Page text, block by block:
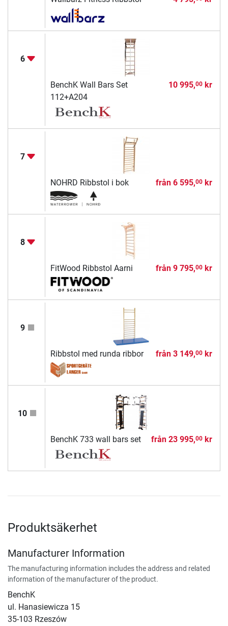
6
BenchK Wall Bars Set
112+A204
10 995,00kr
7
NOHRD Ribbstol i bok från 6 595,00kr
8
FitWood Ribbstol Aarni från 9 795,00kr
9
Ribbstol med runda ribbor från 3 149,00kr
10
BenchK 733 wall bars set från 23 995,00kr
Produktsäkerhet
Manufacturer Information
The manufacturing information includes the address and related
information of the manufacturer of the product.
BenchK
ul. Hanasiewicza 15
35-103 Rzeszów